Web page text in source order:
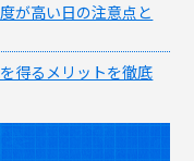
が高い日の注意点と
得るメリットを徹底